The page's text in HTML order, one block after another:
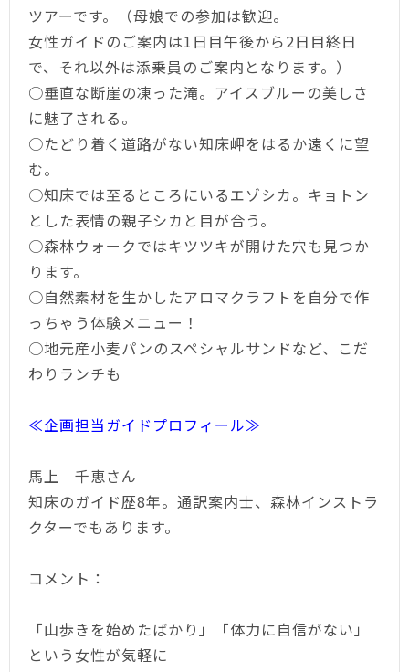
ツアーです。（母娘での参加は歓迎。
女性ガイドのご案内は1日目午後から2日目終日
で、それ以外は添乗員のご案内となります。）
○垂直な断崖の凍った滝。アイスブルーの美しさ
に魅了される。
○たどり着く道路がない知床岬をはるか遠くに望
む。
○知床では至るところにいるエゾシカ。キョトン
とした表情の親子シカと目が合う。
○森林ウォークではキツツキが開けた穴も見つか
ります。
○自然素材を生かしたアロマクラフトを自分で作
っちゃう体験メニュー！
○地元産小麦パンのスペシャルサンドなど、こだ
わりランチも
≪企画担当ガイドプロフィール≫
馬上 千恵さん
知床のガイド歴8年。通訳案内士、森林インストラ
クターでもあります。
コメント：
「山歩きを始めたばかり」「体力に自信がない」
という女性が気軽に